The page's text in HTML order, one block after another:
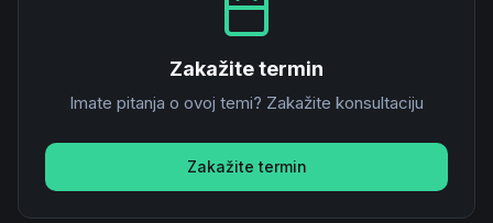
Zakažite termin
Imate pitanja o ovoj temi? Zakažite konsultaciju
Zakažite termin